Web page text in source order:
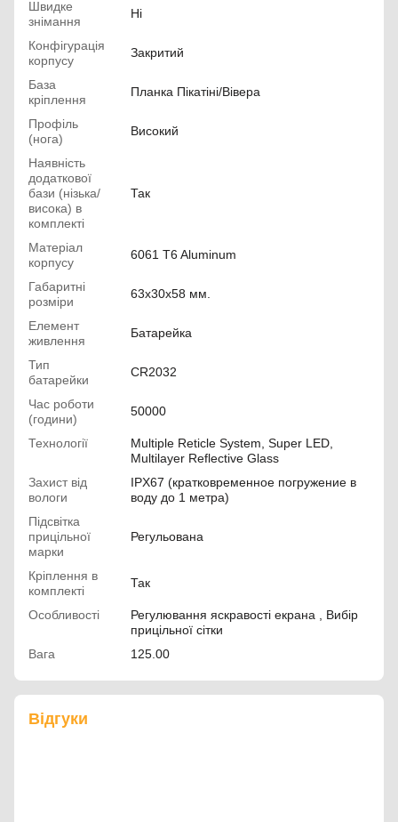
Швидке
знімання
Ні
Конфігурація
корпусу
Закритий
База
кріплення
Планка Пікатіні/Вівера
Профіль
(нога)
Високий
Наявність
додаткової
бази (нізька/
висока) в
комплекті
Так
Матеріал
корпусу
6061 T6 Aluminum
Габаритні
розміри
63х30х58 мм.
Елемент
живлення
Батарейка
Тип
батарейки
CR2032
Час роботи
(години)
50000
Технології
Multiple Reticle System, Super LED,
Multilayer Reflective Glass
Захист від
вологи
IPX67 (кратковременное погружение в
воду до 1 метра)
Підсвітка
прицільної
марки
Регульована
Кріплення в
комплекті
Так
Особливості
Регулювання яскравості екрана , Вибір
прицільної сітки
Вага
125.00
Відгуки